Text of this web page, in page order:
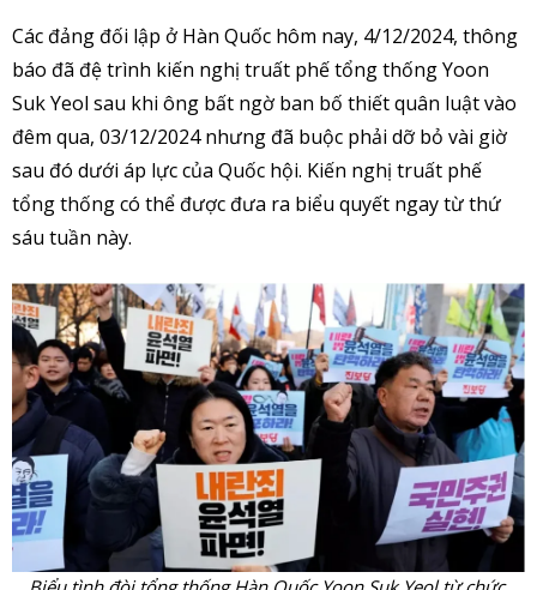
Các đảng đối lập ở Hàn Quốc hôm nay, 4/12/2024, thông
báo đã đệ trình kiến nghị truất phế tổng thống Yoon
Suk Yeol sau khi ông bất ngờ ban bố thiết quân luật vào
đêm qua, 03/12/2024 nhưng đã buộc phải dỡ bỏ vài giờ
sau đó dưới áp lực của Quốc hội. Kiến nghị truất phế
tổng thống có thể được đưa ra biểu quyết ngay từ thứ
sáu tuần này.